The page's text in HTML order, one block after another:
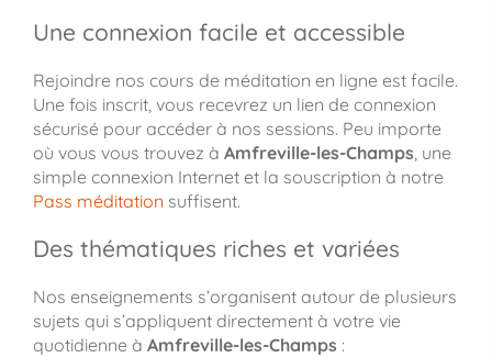
Une connexion facile et accessible
Rejoindre nos cours de méditation en ligne est facile.
Une fois inscrit, vous recevrez un lien de connexion
sécurisé pour accéder à nos sessions. Peu importe
où vous vous trouvez à Amfreville-les-Champs, une
simple connexion Internet et la souscription à notre
Pass méditation suffisent.
Des thématiques riches et variées
Nos enseignements s’organisent autour de plusieurs
sujets qui s’appliquent directement à votre vie
quotidienne à Amfreville-les-Champs :